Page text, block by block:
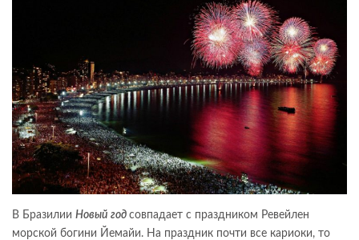
В Бразилии Новый год совпадает с праздником Ревейлен
морской богини Йемайи. На праздник почти все кариоки, то